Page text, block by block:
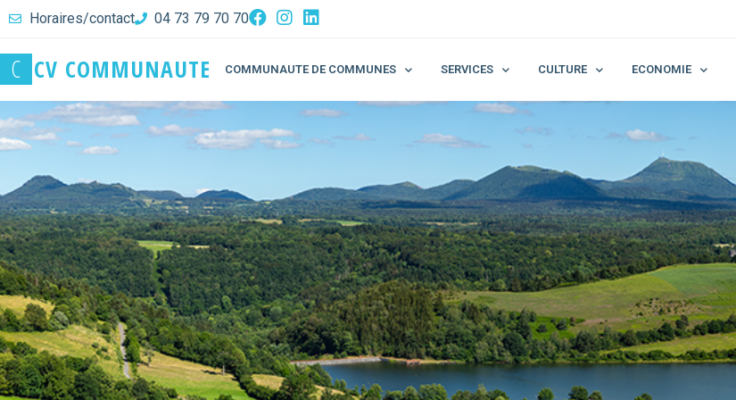
Horaires/contact 04 73 79 70 70
C CV COMMUNAUTE COMMUNAUTE DE COMMUNES SERVICES CULTURE ECONOMIE